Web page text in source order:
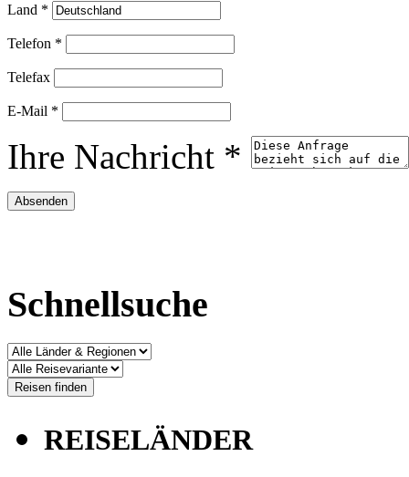
Land *
Telefon *
Telefax
E-Mail *
Ihre Nachricht *
Schnellsuche
REISELÄNDER